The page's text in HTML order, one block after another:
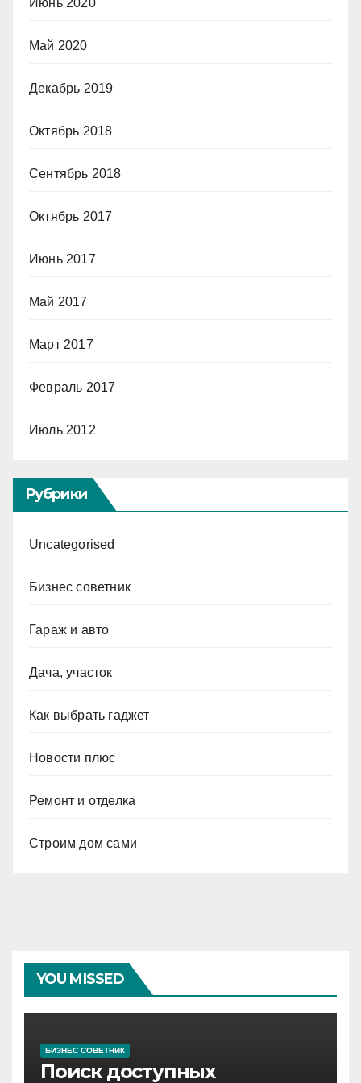
Май 2020
Декабрь 2019
Октябрь 2018
Сентябрь 2018
Октябрь 2017
Июнь 2017
Май 2017
Март 2017
Февраль 2017
Июль 2012
Рубрики
Uncategorised
Бизнес советник
Гараж и авто
Дача, участок
Как выбрать гаджет
Новости плюс
Ремонт и отделка
Строим дом сами
YOU MISSED
БИЗНЕС СОВЕТНИК
Поиск доступных